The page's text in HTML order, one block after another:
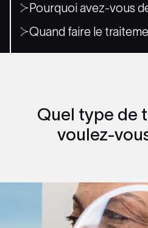
Pourquoi avez-vous
Quand faire le
Quel type de
voulez-